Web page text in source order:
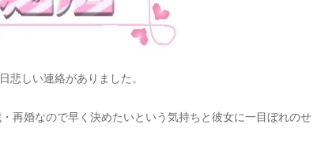
悲しい連絡がありました。
再婚なので早く決めたいという気持ちと彼女に一目ぼれのせ